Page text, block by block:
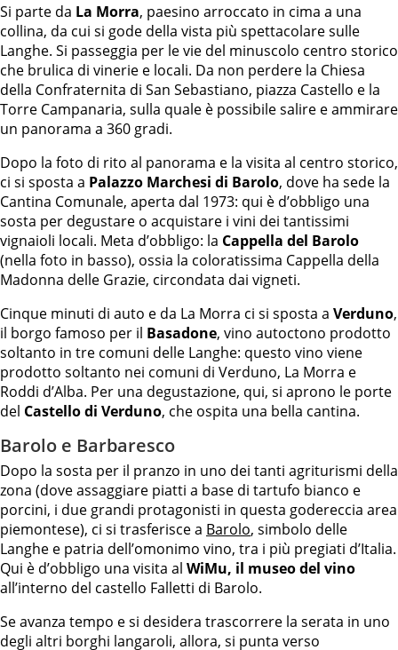
Si parte da La Morra, paesino arroccato in cima a una
collina, da cui si gode della vista più spettacolare sulle
Langhe. Si passeggia per le vie del minuscolo centro storico
che brulica di vinerie e locali. Da non perdere la Chiesa
della Confraternita di San Sebastiano, piazza Castello e la
Torre Campanaria, sulla quale è possibile salire e ammirare
un panorama a 360 gradi.
Dopo la foto di rito al panorama e la visita al centro storico,
ci si sposta a Palazzo Marchesi di Barolo, dove ha sede la
Cantina Comunale, aperta dal 1973: qui è d’obbligo una
sosta per degustare o acquistare i vini dei tantissimi
vignaioli locali. Meta d’obbligo: la Cappella del Barolo
(nella foto in basso), ossia la coloratissima Cappella della
Madonna delle Grazie, circondata dai vigneti.
Cinque minuti di auto e da La Morra ci si sposta a Verduno,
il borgo famoso per il Basadone, vino autoctono prodotto
soltanto in tre comuni delle Langhe: questo vino viene
prodotto soltanto nei comuni di Verduno, La Morra e
Roddi d’Alba. Per una degustazione, qui, si aprono le porte
del Castello di Verduno, che ospita una bella cantina.
Barolo e Barbaresco
Dopo la sosta per il pranzo in uno dei tanti agriturismi della
zona (dove assaggiare piatti a base di tartufo bianco e
porcini, i due grandi protagonisti in questa godereccia area
piemontese), ci si trasferisce a Barolo, simbolo delle
Langhe e patria dell’omonimo vino, tra i più pregiati d’Italia.
Qui è d’obbligo una visita al WiMu, il museo del vino
all’interno del castello Falletti di Barolo.
Se avanza tempo e si desidera trascorrere la serata in uno
degli altri borghi langaroli, allora, si punta verso